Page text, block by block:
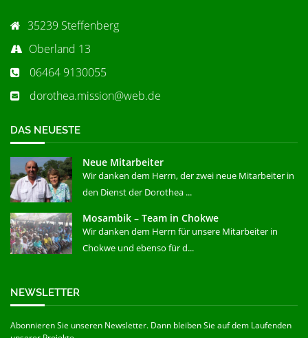
35239 Steffenberg
Oberland 13
06464 9130055
dorothea.mission@web.de
DAS NEUESTE
Neue Mitarbeiter
Wir danken dem Herrn, der zwei neue Mitarbeiter in
den Dienst der Dorothea ...
Mosambik – Team in Chokwe
Wir danken dem Herrn für unsere Mitarbeiter in
Chokwe und ebenso für d...
NEWSLETTER
Abonnieren Sie unseren Newsletter. Dann bleiben Sie auf dem Laufenden